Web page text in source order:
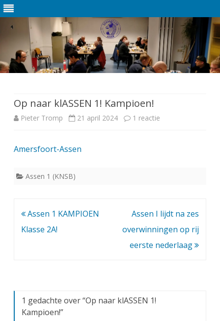
de
inhoud
Op naar klASSEN 1! Kampioen!
Pieter Tromp 21 april 2024 1 reactie
a
Amersfoort-Assen
Assen 1 (KNSB)
Bericht
navigatie
Assen 1 KAMPIOEN
Klasse 2A!
Assen I lijdt na zes
overwinningen op rij
eerste nederlaag
1 gedachte over “Op naar klASSEN 1!
Kampioen!”